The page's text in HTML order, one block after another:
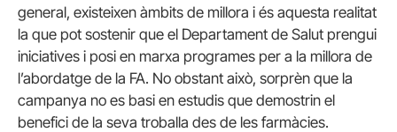
general, existeixen àmbits de millora i és aquesta realitat
la que pot sostenir que el Departament de Salut prengui
iniciatives i posi en marxa programes per a la millora de
l’abordatge de la FA. No obstant això, sorprèn que la
campanya no es basi en estudis que demostrin el
benefici de la seva troballa des de les farmàcies.